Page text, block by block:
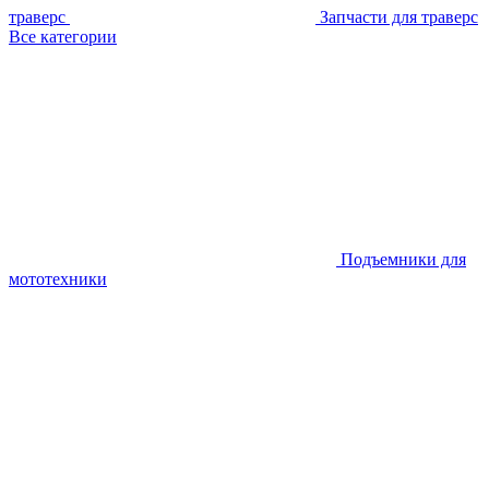
траверс
Запчасти для траверс
Все категории
Подъемники для
мототехники